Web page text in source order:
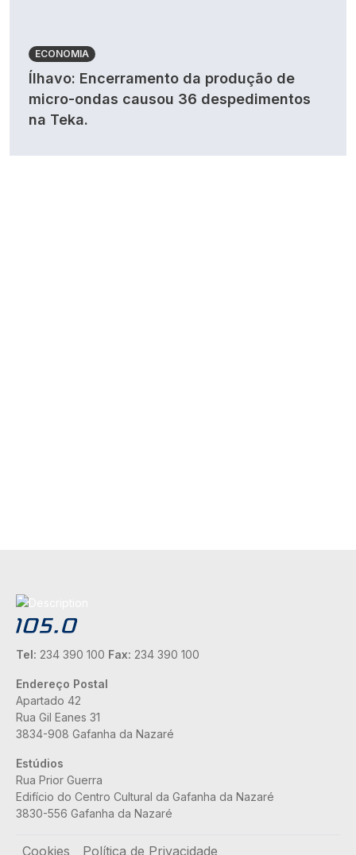
ECONOMIA
Ílhavo: Encerramento da produção de
micro-ondas causou 36 despedimentos
na Teka.
Tel: 234 390 100 Fax: 234 390 100
Endereço Postal
Apartado 42
Rua Gil Eanes 31
3834-908 Gafanha da Nazaré
Estúdios
Rua Prior Guerra
Edifício do Centro Cultural da Gafanha da Nazaré
3830-556 Gafanha da Nazaré
Rodapé
Cookies Política de Privacidade